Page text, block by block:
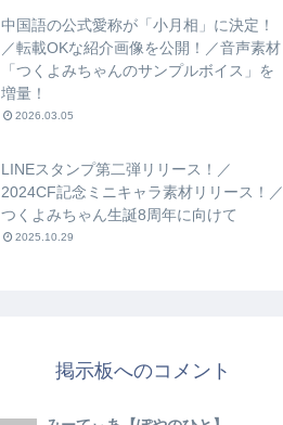
中国語の公式愛称が「小月相」に決定！
／転載OKな紹介画像を公開！／音声素材
「つくよみちゃんのサンプルボイス」を
増量！
2026.03.05
LINEスタンプ第二弾リリース！／
2024CF記念ミニキャラ素材リリース！／
つくよみちゃん生誕8周年に向けて
2025.10.29
掲示板へのコメント